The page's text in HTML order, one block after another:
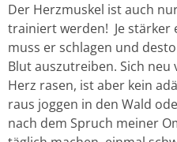
Der Herzmuskel ist auch
trainiert werden! Je stärker
muss er schlagen und
Blut auszutreiben. Sich neu
Herz rasen, ist aber kein
raus joggen in den Wald
nach dem Spruch meiner